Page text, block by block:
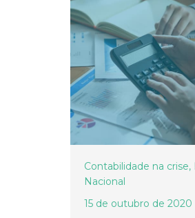
Contabilidade na crise,
Nacional
15 de outubro de 2020